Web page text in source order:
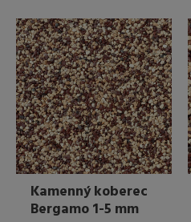
variant.
Možnosti
lze
vybrat
na
stránce
produktu
Kamenný koberec
Bergamo 1-5 mm